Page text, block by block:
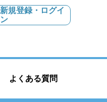
新規登録・ログイ
ン
よくある質問